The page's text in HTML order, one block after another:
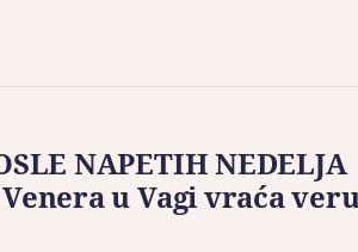
NAPETIH NEDELJA
Venera u Vagi vraća